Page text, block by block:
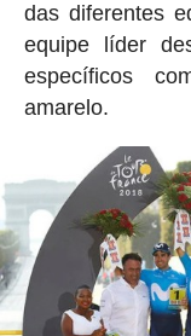
das diferentes
equipe líder
específicos
amarelo.